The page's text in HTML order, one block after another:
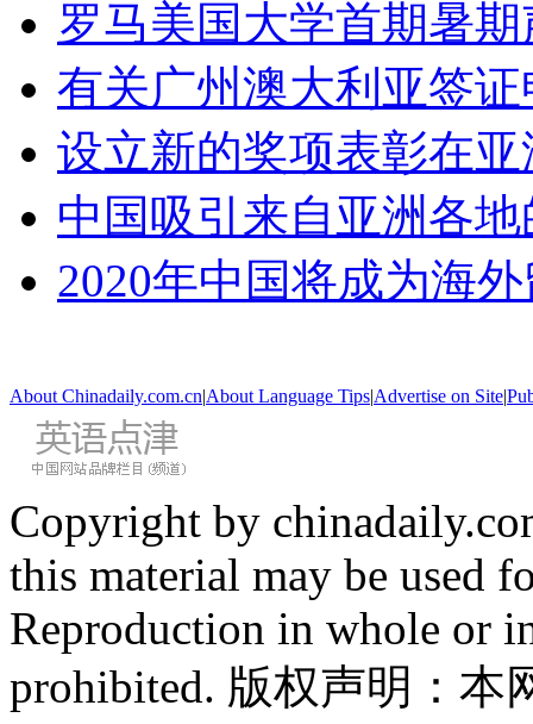
罗马美国大学首期暑
有关广州澳大利亚签
设立新的奖项表彰在
中国吸引来自亚洲各
2020年中国将成为海
About Chinadaily.com.cn|About Language Tips|Advertise on Site|
Copyright by
this material may be used
Reproduction in whole or
prohibited. 版权声明：